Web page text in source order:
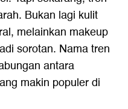
Bukan lagi kulit
melainkan makeup
sorotan. Nama tren
antara
makin populer di